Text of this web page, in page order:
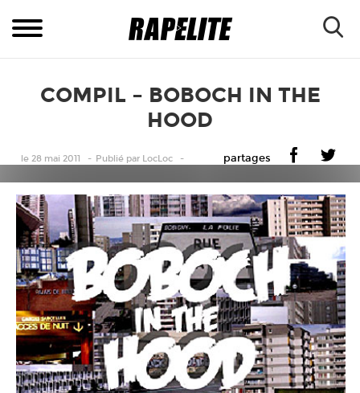
COMPIL – BOBOCH IN THE
HOOD
le 28 mai 2011 Publiépar LocLoc partages